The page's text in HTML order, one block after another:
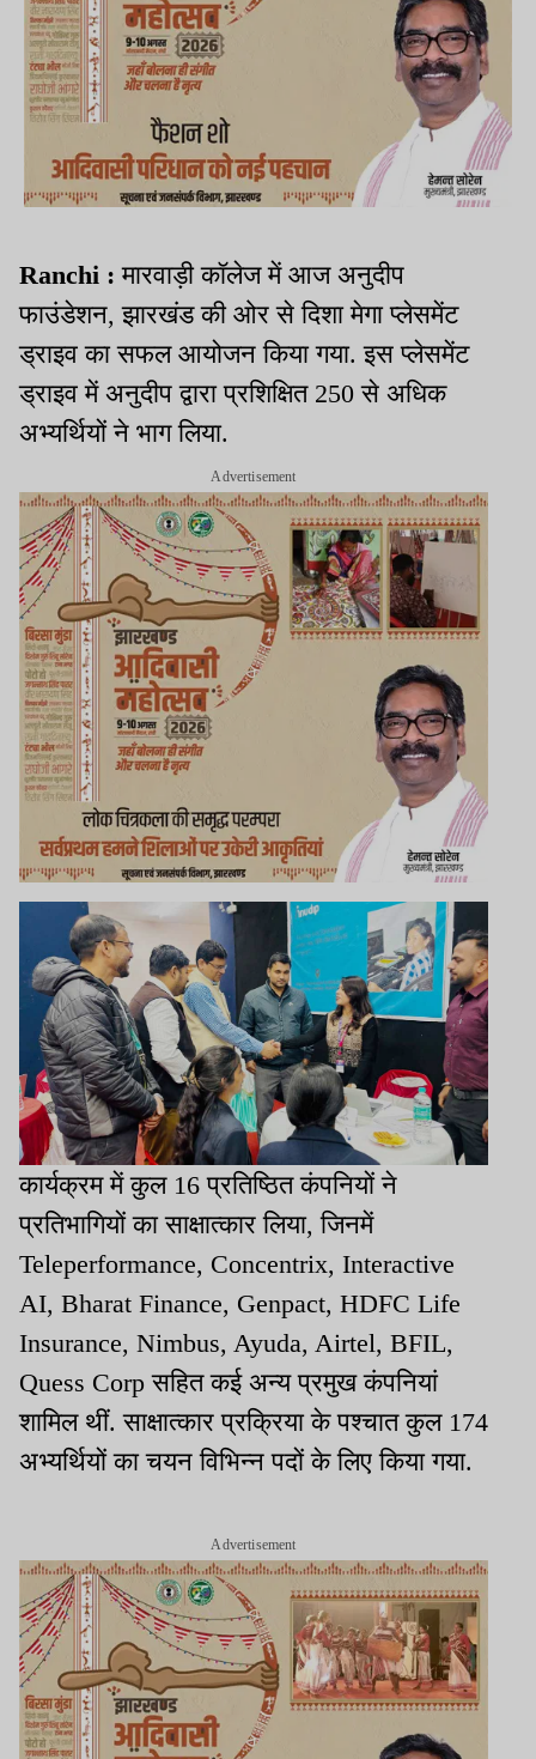
Ranchi :मारवाड़ी कॉलेज में आज अनुदीप
फाउंडेशन, झारखंड की ओर से दिशा मेगा प्लेसमेंट
ड्राइव का सफल आयोजन किया गया. इस प्लेसमेंट
ड्राइव में अनुदीप द्वारा प्रशिक्षित 250 से अधिक
अभ्यर्थियों ने भाग लिया.
Advertisement
कार्यक्रम में कुल 16 प्रतिष्ठित कंपनियों ने
प्रतिभागियों का साक्षात्कार लिया, जिनमें
Teleperformance, Concentrix, Interactive
AI, Bharat Finance, Genpact, HDFC Life
Insurance, Nimbus, Ayuda, Airtel, BFIL,
Quess Corp सहित कई अन्य प्रमुख कंपनियां
शामिल थीं. साक्षात्कार प्रक्रिया के पश्चात कुल 174
अभ्यर्थियों का चयन विभिन्न पदों के लिए किया गया.
Advertisement